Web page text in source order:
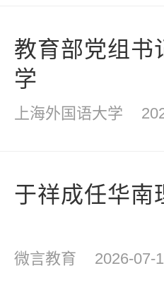
教育部党组书
学
上海外国语大学
于祥成任华南
微言教育 2026-07-